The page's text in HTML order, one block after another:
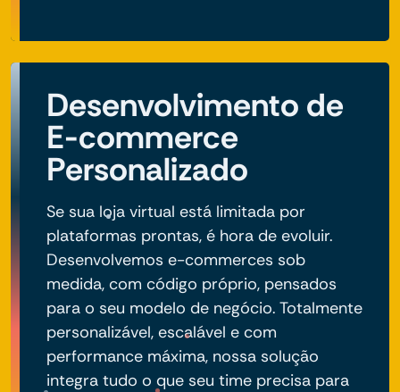
Desenvolvimento de
E-commerce
Personalizado
Se sua loja virtual está limitada por
plataformas prontas, é hora de evoluir.
Desenvolvemos e-commerces sob
medida, com código próprio, pensados
para o seu modelo de negócio. Totalmente
personalizável, escalável e com
performance máxima, nossa solução
integra tudo o que seu time precisa para